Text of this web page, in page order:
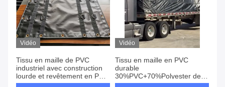
Vidéo
Tissu en maille de PVC
industriel avec construction
lourde et revêtement en PVC
résistant aux UV pour une
Vidéo
Tissu en maille en PVC
durable
30%PVC+70%Polyester de
densité 11x11 et épaisseur